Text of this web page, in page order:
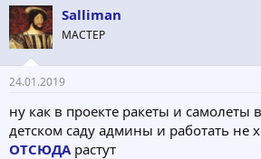
Salliman
МАСТЕР
24.01.2019
ну как в проекте ракеты и самолеты
детском саду админы и работать не
ОТСЮДА растут